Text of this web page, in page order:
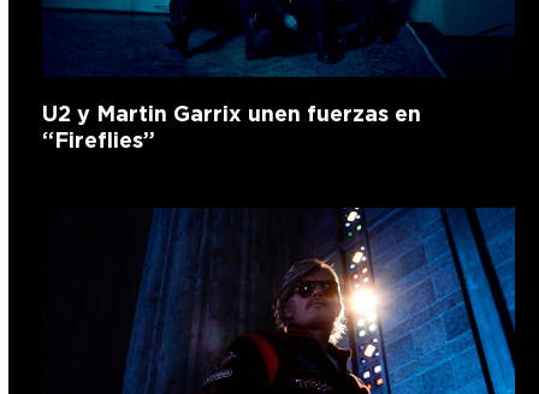
U2 y Martin Garrix unen fuerzas en
“Fireflies”